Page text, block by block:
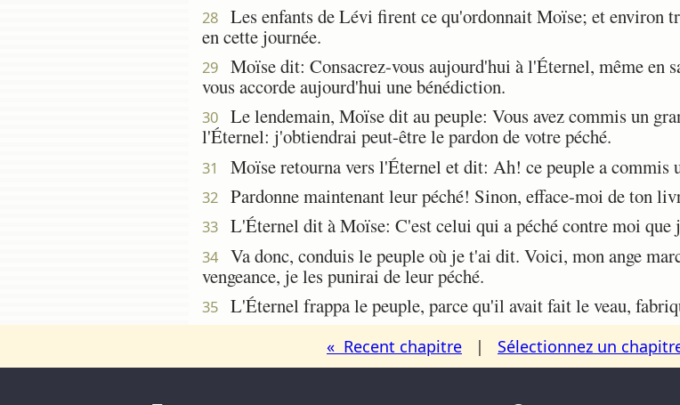
28
Les enfants de Lévi firent ce qu'ordonnait Moïse; et environ
en cette journée.
29
Moïse dit: Consacrez-vous aujourd'hui à l'Éternel, même
vous accorde aujourd'hui une bénédiction.
30
Le lendemain, Moïse dit au peuple: Vous avez commis un
l'Éternel: j'obtiendrai peut-être le pardon de votre péché.
31 Moïse retourna vers l'Éternel et dit: Ah! ce peuple a commis
32 Pardonne maintenant leur péché! Sinon, efface-moi de ton
33 L'Éternel dit à Moïse: C'est celui qui a péché contre moi que
34
Va donc, conduis le peuple où je t'ai dit. Voici, mon ange
vengeance, je les punirai de leur péché.
35 L'Éternel frappa le peuple, parce qu'il avait fait le veau,
« Recent chapitre | Sélectionnez un